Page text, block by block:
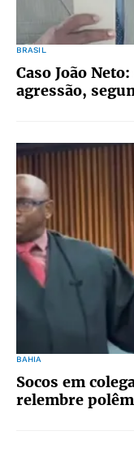
BRASIL
Caso João
agressão,
BAHIA
Socos em
relembre